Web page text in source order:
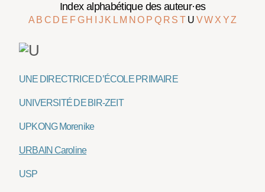
Index alphabétique des auteur·es
A B C D E F G H J K L M NO P Q R ST U VW X YZ
UNE DIRECTRICE D’ÉCOLE PRIMAIRE
UNIVERSITÉ DE BIR-ZEIT
UPKONG Morenike
URBAIN Caroline
USP